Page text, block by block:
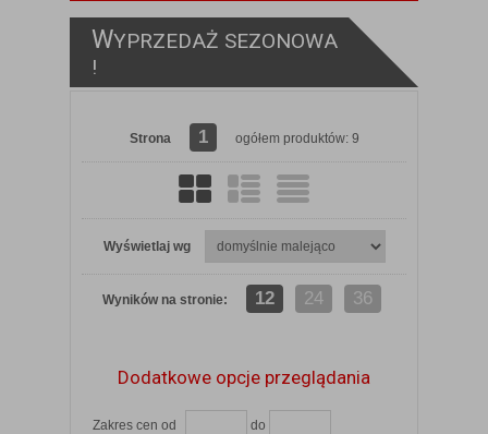
WYPRZEDAŻ SEZONOWA
!
Strona 1 ogółem produktów: 9
Wyświetlaj wg
Wyników na stronie: 12 24 36
Dodatkowe opcje przeglądania
Zakres cen od do